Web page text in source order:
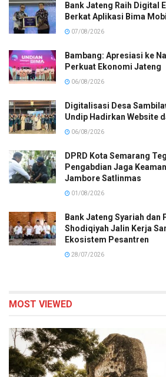
Bank Jateng Raih Digital
Berkat Aplikasi Bima
07/08/2026
Bambang: Apresiasi ke
Perkuat Ekonomi Jateng
06/08/2026
Digitalisasi Desa
Undip Hadirkan Website
06/08/2026
DPRD Kota Semarang
Pengabdian Jaga
Jambore Satlinmas
01/08/2026
Bank Jateng Syariah dan
Shodiqiyah Jalin Kerja
Ekosistem Pesantren
28/07/2026
MOST VIEWED